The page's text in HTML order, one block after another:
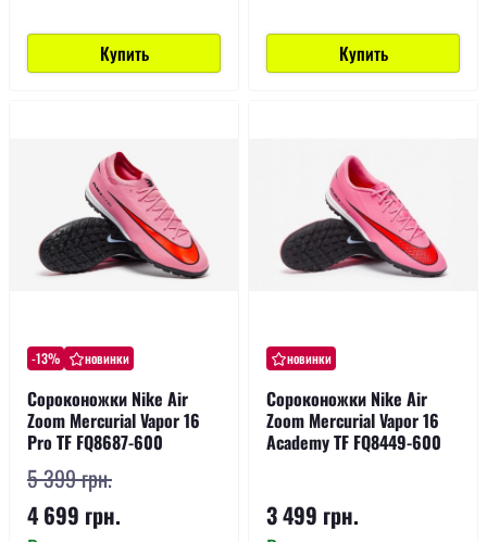
Купить Купить
-13% новинки
Сороконожки Nike Air
Zoom Mercurial Vapor 16
Pro TF FQ8687-600
5 399 грн.
4 699 грн.
новинки
Сороконожки Nike Air
Zoom Mercurial Vapor 16
Academy TF FQ8449-600
3 499 грн.